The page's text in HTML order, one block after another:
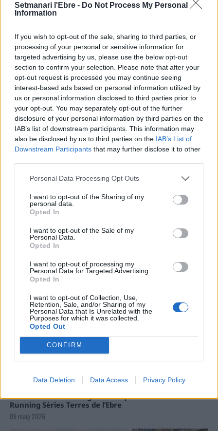
Setmanari l'Ebre - Do Not Process My Personal
Information
If you wish to opt-out of the sale, sharing to third parties, or
processing of your personal or sensitive information for
targeted advertising by us, please use the below opt-out
section to confirm your selection. Please note that after your
opt-out request is processed you may continue seeing
interest-based ads based on personal information utilized by
us or personal information disclosed to third parties prior to
your opt-out. You may separately opt-out of the further
disclosure of your personal information by third parties on the
IAB’s list of downstream participants. This information may
also be disclosed by us to third parties on the IAB’s List of
Downstream Participants that may further disclose it to other
Personal Data Processing Opt Outs
I want to opt-out of the Sharing of my
personal data.
Opted In
I want to opt-out of the Sale of my
Personal Data.
Opted In
I want to opt-out of processing my
Personal Data for Targeted Advertising.
Opted In
I want to opt-out of Collection, Use,
Retention, Sale, and/or Sharing of my
Personal Data that Is Unrelated with the
Purposes for which it was collected.
Opted Out
CONFIRM
Data Deletion Data Access Privacy Policy
recerca sobre l’astre rei en el segon
eclipsi solar total de la seva història
L’Ajuntament de Tortosa amplia el
termini de les obres de l’aparcament
dels terrenys de Renfe per les altes
temperatures
7 d'agost de 2026
Amposta recupera les Cases del Castell
i culmina un projecte estratègic que
vincula patrimoni, turisme i
gastronomia
6 d'agost de 2026
enguany amb més modistes i gairebé
31 de juliol de 2026
La Cursa de l’Aldea segona d’etiqueta d’or de la
Running Sèries Terres de l’Ebre
09 maig 2026